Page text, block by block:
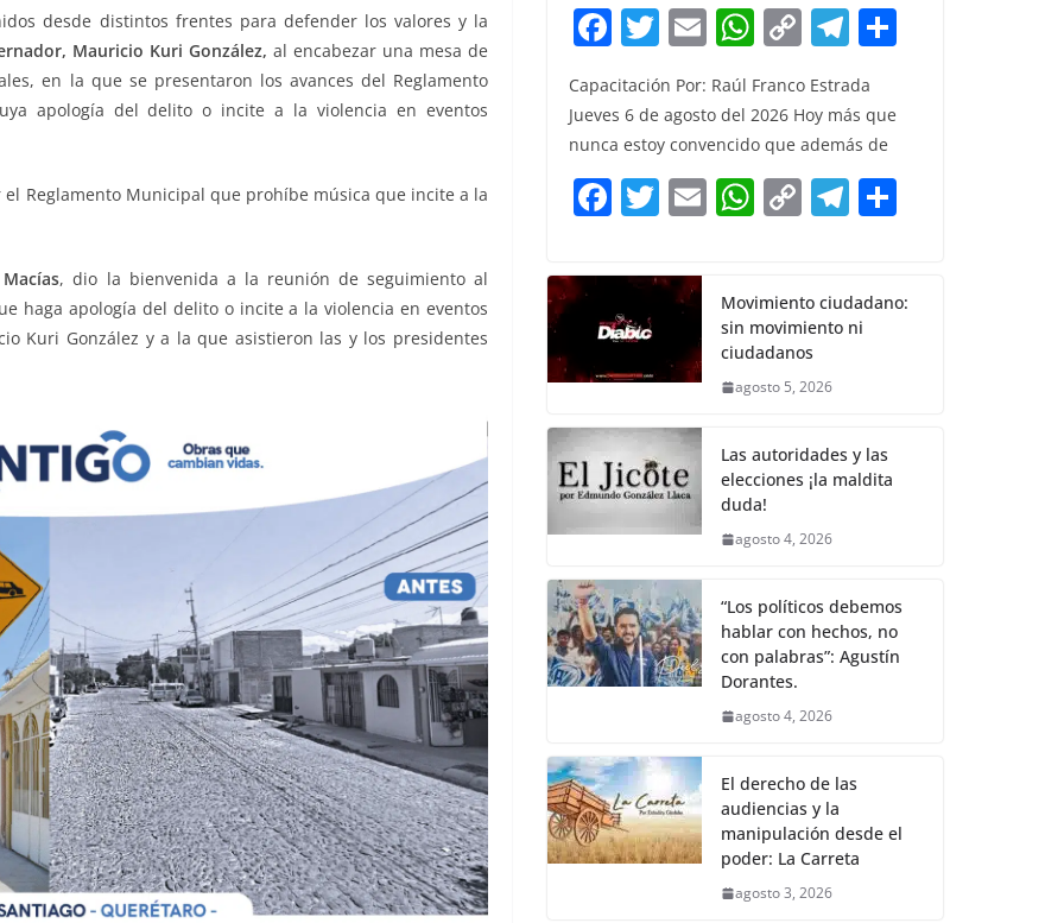
desde distintos frentes para defender los valores y la
Mauricio Kuri González, al encabezar una mesa de
en la que se presentaron los avances del Reglamento
apología del delito o incite a la violencia en eventos
Reglamento Municipal que prohíbe música que incite a la
, dio la bienvenida a la reunión de seguimiento al
haga apología del delito o incite a la violencia en eventos
Kuri González y a la que asistieron las y los presidentes
F
a
c
e
b
o
k
T
itt
er
E
m
ai
l
W
at
s
A
p
C
p
y
Li
n
T
el
e
gr
a
m
Capacitación Por: Raúl Franco Estrada
Jueves 6 de agosto del 2026 Hoy más que
nunca estoy convencido que además de
F
c
e
b
o
o
k
T
itt
er
E W
s
A
p
C
y
Li
n
T
gr
a
e
Movimiento ciudadano:
sin movimiento ni
ciudadanos
agosto 5, 2026
Las autoridades y las
elecciones ¡la maldita
duda!
agosto 4, 2026
“Los políticos debemos
hablar con hechos, no
con palabras”: Agustín
Dorantes.
agosto 4, 2026
El derecho de las
audiencias y la
manipulación desde el
poder: La Carreta
agosto 3, 2026